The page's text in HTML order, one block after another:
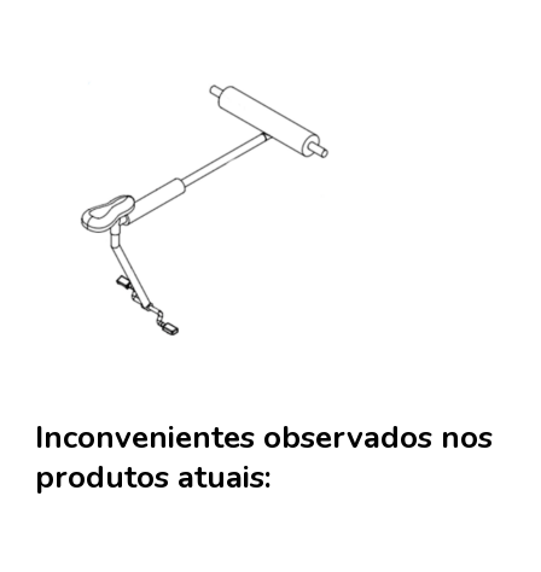
Inconvenientes observados nos
produtos atuais: